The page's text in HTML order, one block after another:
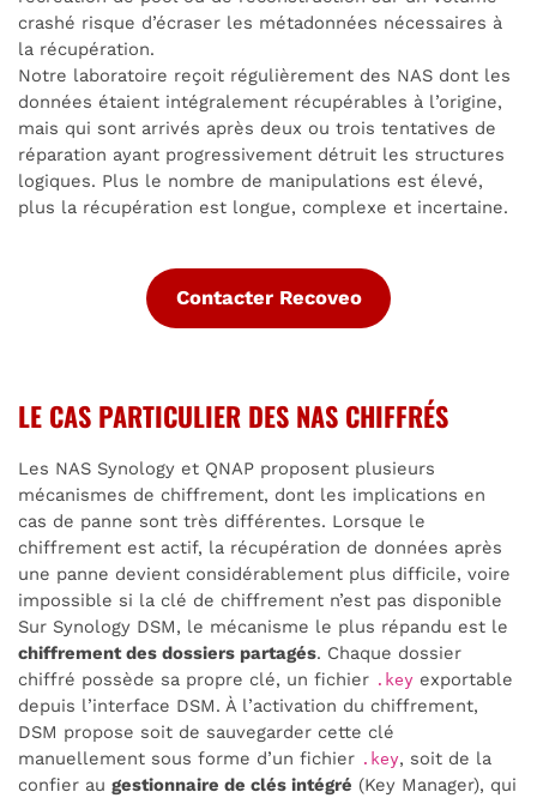
crashé risque d’écraser les métadonnées nécessaires à
la récupération.
Notre laboratoire reçoit régulièrement des NAS dont les
données étaient intégralement récupérables à l’origine,
mais qui sont arrivés après deux ou trois tentatives de
réparation ayant progressivement détruit les structures
logiques. Plus le nombre de manipulations est élevé,
plus la récupération est longue, complexe et incertaine.
Contacter Recoveo
LE CAS PARTICULIER DES NAS CHIFFRÉS
Les NAS Synology et QNAP proposent plusieurs
mécanismes de chiffrement, dont les implications en
cas de panne sont très différentes. Lorsque le
chiffrement est actif, la récupération de données après
une panne devient considérablement plus difficile, voire
impossible si la clé de chiffrement n’est pas disponible
Sur Synology DSM, le mécanisme le plus répandu est le
chiffrement des dossiers partagés. Chaque dossier
chiffré possède sa propre clé, un fichier .key exportable
depuis l’interface DSM. À l’activation du chiffrement,
DSM propose soit de sauvegarder cette clé
manuellement sous forme d’un fichier .key, soit de la
confier au gestionnaire de clés intégré (Key Manager), qui